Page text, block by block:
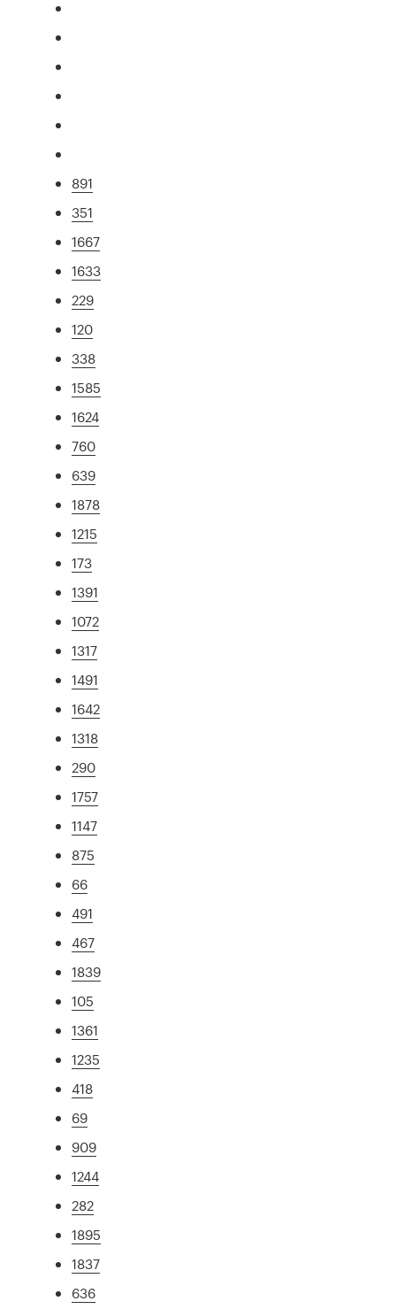
891
351
1667
1633
229
120
338
1585
1624
760
639
1878
1215
173
1391
1072
1317
1491
1642
1318
290
1757
1147
875
66
491
467
1839
105
1361
1235
418
69
909
1244
282
1895
1837
636